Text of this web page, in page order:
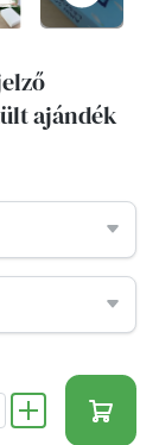
ajándék